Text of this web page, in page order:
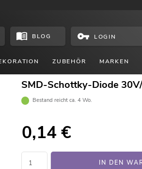
BLOG LOGIN
ZUBEHÖR MARKEN
SMD-Schottky-Diode
Bestand reicht ca. 4 Wo.
0,14 €
IN DEN